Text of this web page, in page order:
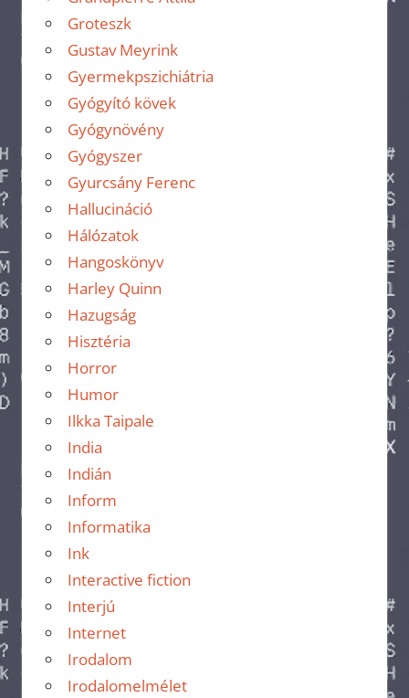
Groteszk
Gustav Meyrink
Gyermekpszichiátria
Gyógyító kövek
Gyógynövény
Gyógyszer
Gyurcsány Ferenc
Hallucináció
Hálózatok
Hangoskönyv
Harley Quinn
Hazugság
Hisztéria
Horror
Humor
Ilkka Taipale
India
Indián
Inform
Informatika
Ink
Interactive fiction
Interjú
Internet
Irodalom
Irodalomelmélet